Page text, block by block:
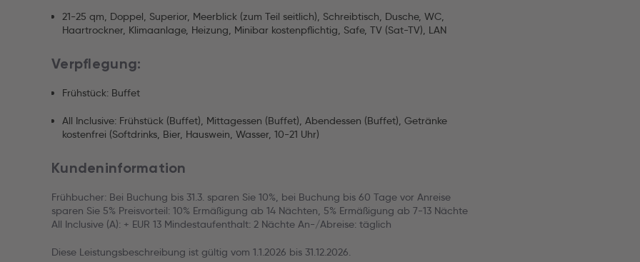
21-25 qm, Doppel, Superior, Meerblick (zum Teil seitlich), Schreibtisch, Dusche, WC,
Haartrockner, Klimaanlage, Heizung, Minibar kostenpflichtig, Safe, TV (Sat-TV), LAN
Verpflegung:
Frühstück: Buffet
All Inclusive: Frühstück (Buffet), Mittagessen (Buffet), Abendessen (Buffet), Getränke
kostenfrei (Softdrinks, Bier, Hauswein, Wasser, 10-21 Uhr)
Kundeninformation
Frühbucher: Bei Buchung bis 31.3. sparen Sie 10%, bei Buchung bis 60 Tage vor Anreise
sparen Sie 5% Preisvorteil: 10% Ermäßigung ab 14 Nächten, 5% Ermäßigung ab 7-13 Nächte
All Inclusive (A): + EUR 13 Mindestaufenthalt: 2 Nächte An-/Abreise: täglich
Diese Leistungsbeschreibung ist gültig vom 1.1.2026 bis 31.12.2026.